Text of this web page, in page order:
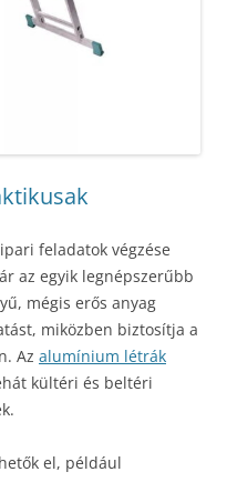
feladatok végzése
az egyik legnépszerűbb
mégis erős anyag
miközben biztosítja a
Az alumínium létrák
kültéri és beltéri
el, például